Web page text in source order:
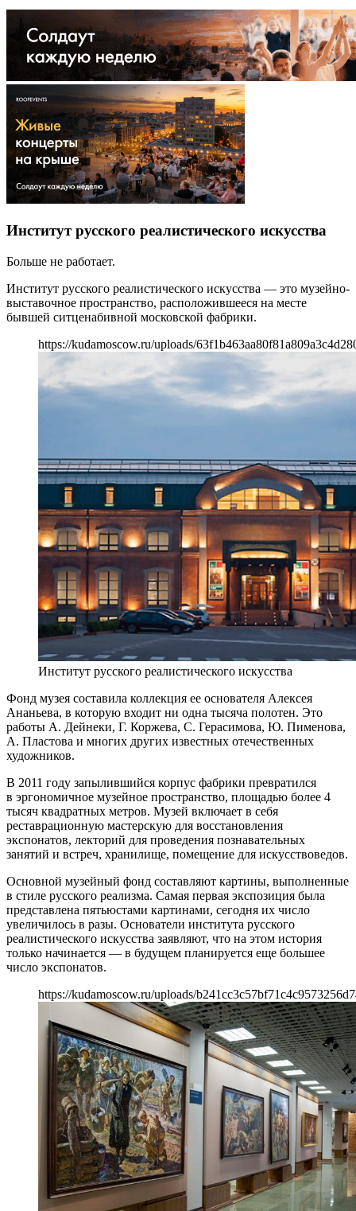
Институт русского реалистического искусства
Больше не работает.
Институт русского реалистического искусства — это музейно-
выставочное пространство, расположившееся на месте
бывшей ситценабивной московской фабрики.
https://kudamoscow.ru/uploads/
Институт русского реалистического искусства
Фонд музея составила коллекция ее основателя Алексея
Ананьева, в которую входит ни одна тысяча полотен. Это
работы А. Дейнеки, Г. Коржева, С. Герасимова, Ю. Пименова,
А. Пластова и многих других известных отечественных
художников.
В 2011 году запылившийся корпус фабрики превратился
в эргономичное музейное пространство, площадью более 4
тысяч квадратных метров. Музей включает в себя
реставрационную мастерскую для восстановления
экспонатов, лекторий для проведения познавательных
занятий и встреч, хранилище, помещение для искусствоведов.
Основной музейный фонд составляют картины, выполненные
в стиле русского реализма. Самая первая экспозиция была
представлена пятьюстами картинами, сегодня их число
увеличилось в разы. Основатели института русского
реалистического искусства заявляют, что на этом история
только начинается — в будущем планируется еще большее
число экспонатов.
https://kudamoscow.ru/uploads/